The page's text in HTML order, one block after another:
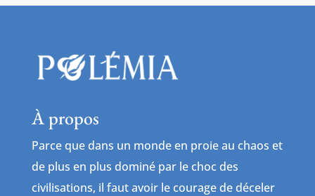
À propos
Parce que dans un monde en proie au chaos et
de plus en plus dominé par le choc des
civilisations, il faut avoir le courage de déceler